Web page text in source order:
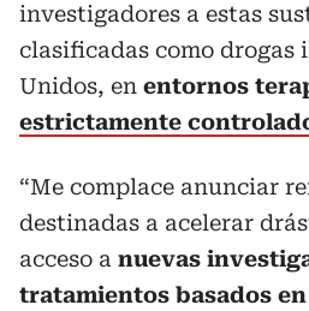
investigadores a estas
clasificadas como drogas
Unidos, en entornos
estrictamente
“Me complace anunciar
destinadas a acelerar
acceso a nuevas
tratamientos basados